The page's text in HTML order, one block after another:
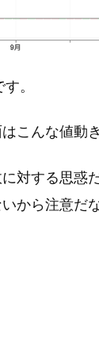
。
こんな値動
対する思惑
から注意だな